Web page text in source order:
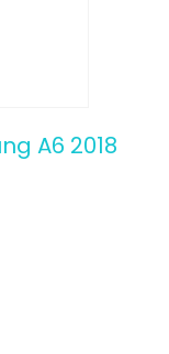
A6 2018